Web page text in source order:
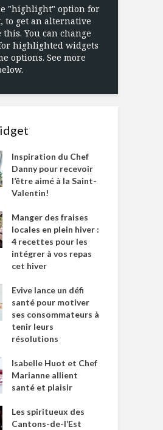
"highlight" option for
to get an alternative
You can change
highlighted widgets
options. See more
Inspiration du Chef
Danny pour recevoir
l’être aimé à la Saint-
Valentin!
Manger des fraises
locales en plein hiver :
4 recettes pour les
intégrer à vos repas
cet hiver
Evive lance un défi
santé pour motiver
ses consommateurs à
tenir leurs
résolutions
Isabelle Huot et Chef
Marianne allient
santé et plaisir
Les spiritueux des
Cantons-de-l’Est